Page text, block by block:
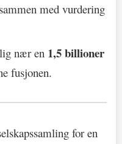
med vurdering
nær en 1,5 billioner
fusjonen.
for en